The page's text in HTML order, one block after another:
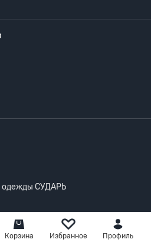
Корзина Избранное Профиль
одежды СУДАРЬ